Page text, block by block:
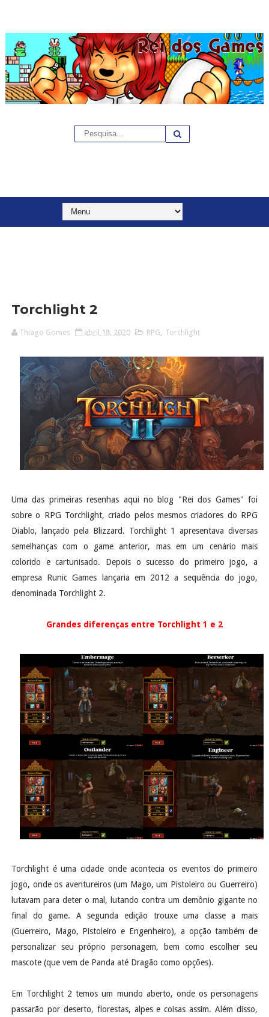
Torchlight 2
Thiago Gomes abril 18, 2020 RPG Torchlight
Uma das primeiras resenhas aqui no blog "Rei dos Games" foi
sobre o RPG Torchlight, criado pelos mesmos criadores do RPG
Diablo, lançado pela Blizzard. Torchlight 1 apresentava diversas
semelhanças com o game anterior, mas em um cenário mais
colorido e cartunisado. Depois o sucesso do primeiro jogo, a
empresa Runic Games lançaria em 2012 a sequência do jogo,
denominada Torchlight 2.
Grandes diferenças entre Torchlight 1 e 2
Torchlight é uma cidade onde acontecia os eventos do primeiro
jogo, onde os aventureiros (um Mago, um Pistoleiro ou Guerreiro)
lutavam para deter o mal, lutando contra um demônio gigante no
final do game. A segunda edição trouxe uma classe a mais
(Guerreiro, Mago, Pistoleiro e Engenheiro), a opção também de
personalizar seu próprio personagem, bem como escolher seu
mascote (que vem de Panda até Dragão como opções).
Em Torchlight 2 temos um mundo aberto, onde os personagens
passarão por deserto, florestas, alpes e coisas assim. Além disso,